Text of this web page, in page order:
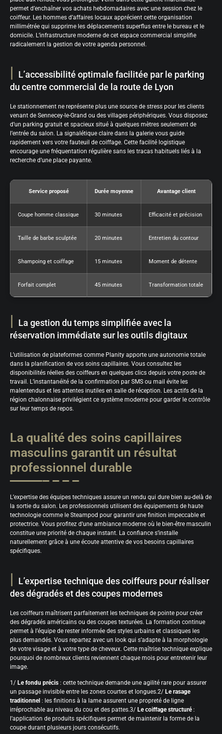
permet d’enchaîner vos achats hebdomadaires avec une session chez le
coiffeur. Les hommes d’affaires locaux apprécient cette organisation
millimétrée qui supprime les déplacements superflus entre le bureau et le
domicile. L’infrastructure moderne de cet espace commercial simplifie
radicalement la gestion de votre agenda personnel.
L’accessibilité optimale facilitée par le parking
du centre commercial de la route de Lyon
Le stationnement ne représente plus une source de stress pour les clients
venant de Sennecey-le-Grand ou des villages périphériques. Vous disposez
d’un parking gratuit et spacieux situé à quelques mètres seulement de
l’entrée du salon. La signalétique claire dans la galerie vous guide
rapidement vers votre fauteuil de coiffage. Cette facilité logistique
encourage une fréquentation régulière sans les tracas habituels liés à la
recherche d’une place payante.
Service proposé Durée moyenne Avantage client
Coupe homme classique 30 minutes Efficacité et précision
Taille de barbe sculptée 20 minutes Entretien du contour
Shampoing et coiffage 15 minutes Moment de détente
Forfait complet 45 minutes Transformation totale
La gestion du temps simplifiée avec la
réservation immédiate sur les outils digitaux
L’utilisation de plateformes comme Planity apporte une autonomie totale
dans la planification de vos soins capillaires. Vous consultez les
disponibilités réelles des coiffeurs en quelques clics depuis votre poste de
travail. L’instantanéité de la confirmation par SMS ou mail évite les
malentendus et les attentes inutiles en salle de réception. Les actifs de la
région chalonnaise privilégient ce système moderne pour garder le contrôle
sur leur temps de repos.
La qualité des soins capillaires
masculins garantit un résultat
professionnel durable
L’expertise des équipes techniques assure un rendu qui dure bien au-delà de
la sortie du salon. Les professionnels utilisent des équipements de haute
technologie comme le Steampod pour garantir une finition impeccable et
protectrice. Vous profitez d’une ambiance moderne où le bien-être masculin
constitue une priorité de chaque instant. La confiance s’installe
naturellement grâce à une écoute attentive de vos besoins capillaires
spécifiques.
L’expertise technique des coiffeurs pour réaliser
des dégradés et des coupes modernes
Les coiffeurs maîtrisent parfaitement les techniques de pointe pour créer
des dégradés américains ou des coupes texturées. La formation continue
permet à l’équipe de rester informée des styles urbains et classiques les
plus demandés. Vous repartez avec un look qui s’adapte à la morphologie
de votre visage et à votre type de cheveux. Cette maîtrise technique explique
pourquoi de nombreux clients reviennent chaque mois pour entretenir leur
image.
1/ Le fondu précis : cette technique demande une agilité rare pour assurer
un passage invisible entre les zones courtes et longues.2/ Le rasage
traditionnel : les finitions à la lame assurent une propreté de ligne
irréprochable au niveau du cou et des pattes.3/ Le coiffage structuré:
l’application de produits spécifiques permet de maintenir la forme de la
coupe durant plusieurs jours consécutifs.